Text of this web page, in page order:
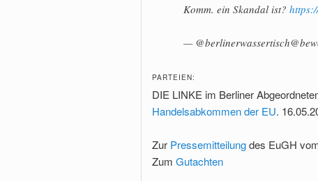
Komm. ein Skandal ist?
—
PARTEIEN:
DIE LINKE im Berliner
Handelsabkommen der EU.
Zur Pressemitteilungdes EuGH
Zum Gutachten